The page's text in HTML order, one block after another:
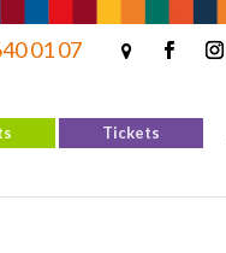
01 07
Tickets